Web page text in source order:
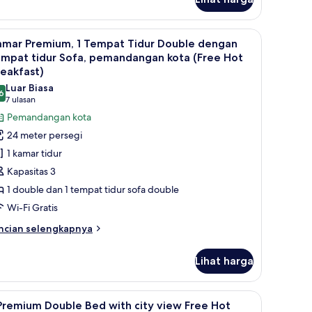
ruang kerja ramah laptop Seprai antialergi, brankas, meja kerja, dan
8
Premium, 1 Tempat Tidur Double dengan
tidur Sofa, pemandangan kota (Free Hot
dari 10
Luar Biasa
7 ulasan
(7
ulasan)
Pemandangan kota
24 meter persegi
1 kamar tidur
Kapasitas 3
1 double dan 1 tempat tidur sofa double
Wi-Fi Gratis
selengkapnya
Lihat harga
kerja, dan ruang kerja ramah laptopSeprai antialergi, brankas, meja kerja, dan
8
Double Bed with city view Free Hot